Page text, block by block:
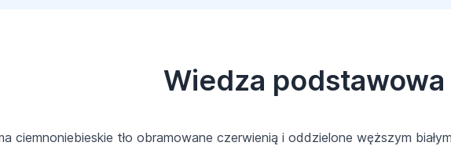
Wiedza podstawowa
ciemnoniebieskie tło obramowane czerwienią i oddzielone węższym